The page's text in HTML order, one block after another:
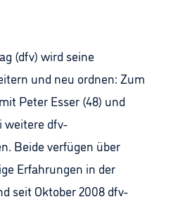
(dfv) wird seine
und neu ordnen: Zum
Peter Esser (48) und
weitere dfv-
Beide verfügen über
Erfahrungen in der
seit Oktober 2008 dfv-